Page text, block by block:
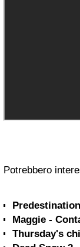
Potrebbero
Predestination
Maggie -
Thursday's